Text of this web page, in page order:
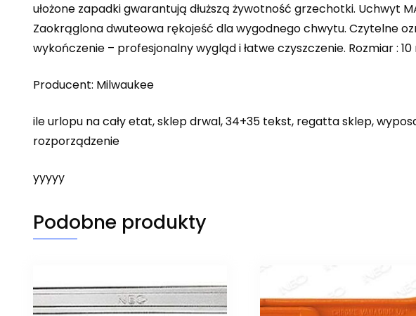
ułożone zapadki gwarantują dłuższą żywotność grzechotki. Uchwyt
Zaokrąglona dwuteowa rękojeść dla wygodnego chwytu. Czytelne
wykończenie – profesjonalny wygląd i łatwe czyszczenie. Rozmiar :
Producent: Milwaukee
ile urlopu na cały etat, sklep drwal, 34+35 tekst, regatta sklep,
rozporządzenie
yyyyy
Podobne produkty